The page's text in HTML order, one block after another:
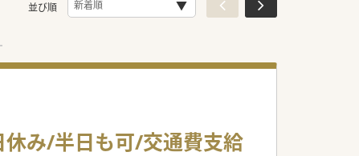
並び順
休み/半日も可/交通費支給